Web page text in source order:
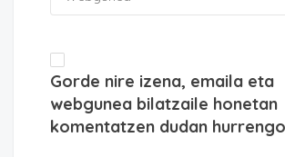
Gorde nire izena, emaila eta
webgunea bilatzaile honetan
komentatzen dudan